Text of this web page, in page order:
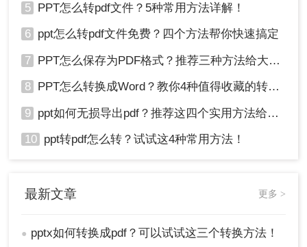
5 PPT怎么转pdf文件？5种常用方法详解！
6 ppt怎么转pdf文件免费？四个方法帮你快速搞定
7 PPT怎么保存为PDF格式？推荐三种方法给大家！
8 PPT怎么转换成Word？教你4种值得收藏的转换方法!！
9 ppt如何无损导出pdf？推荐这四个实用方法给你！
10 ppt转pdf怎么转？试试这4种常用方法！
最新文章 更多 >
● pptx如何转换成pdf？可以试试这三个转换方法！